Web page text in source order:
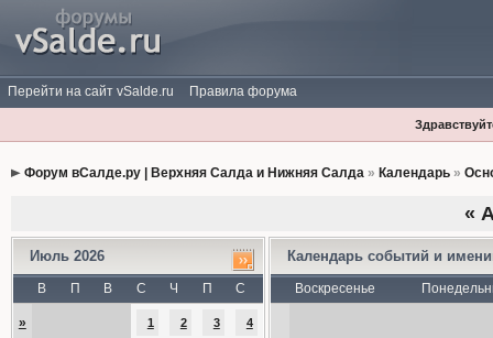
Перейти на сайт vSalde.ru Правила форума
Форум вСалде.ру | Верхняя Салда и Нижняя Салда» Календарь»
«
Июль 2026
В П В С Ч П С
» 1 2 3 4
Календарь событий и
Воскресенье